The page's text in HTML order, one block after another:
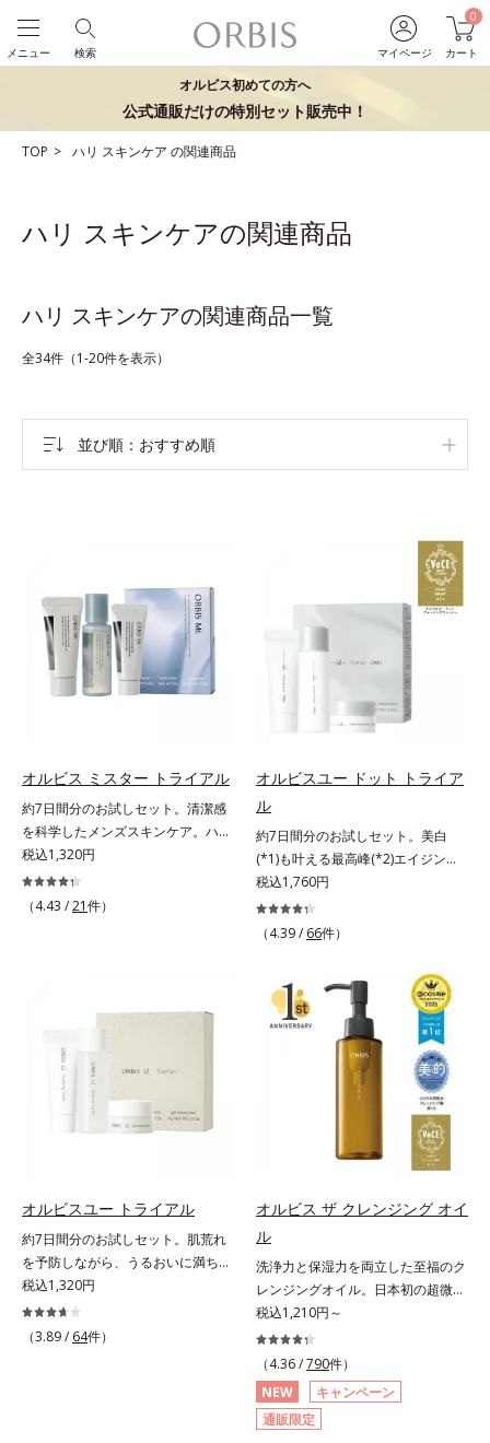
マイページ
0
カート
検索
メニュー
オルビス初めての方へ
公式通販だけの特別セット販売中！
TOP ハリ スキンケア の関連商品
ハリ スキンケアの関連商品
ハリ スキンケアの関連商品一覧
全34件（1-20件を表示）
並び順 おすすめ順
オルビス ミスター トライアル
約7日間分のお試しセット。清潔感
を科学したメンズスキンケア。ハ
リ・ツヤのある、好印象な清潔透明
肌(*1)へ。オルビス ミスターは、男
性の清潔感、爽やかさ、若々しさの
と保湿成分を新たに配合。これまで
に、肌荒れ・ニキビ予防など“今”の
肌悩みに応え、“未来”を見据えて好
印象の鍵となるハリ・ツヤへもアプ
ローチする進化を遂げました。うる
「うるおいコネクト設計」を採用。
8アイテム分の機能を3ステップに集
約し、よりシンプルなお手入れで、
ハリ・ツヤのある好印象な清潔透明
肌(*1)へ導きます。*1 うるおいによ
る透明感のある肌*2 男性の顔画像
を用いた印象評価において、基準画
税込1,320円
（4.43 /21件）
オルビスユー ドット トライア
ル
約7日間分のお試しセット。美白
(*1)も叶える最高峰(*2)エイジング
ケア(*3)。ハリも透明感(*4)も結果
主義。年齢サイン(*5)の因子に着目
した肌科学エイジングケア(*3)シリ
ズは、年齢による肌悩み一つ一つを
対処するのではなく、肌で起きてい
ることの根本原因に着目。加齢とと
もに現れる年齢サイン(*5)について
研究を進めたところ、弾力感のない
状態である「ハリのなさ」や、くす
み(*6)などが現れている状態である
「透明感のなさ」が現れることで大
人の肌印象に大きな影響を与えてい
ビスユー ドットシリーズは美容成
ター(*8)」を配合。そして、従来か
ら配合している美白有効成分「トラ
ネキサム酸」を配合しました。さら
に、シリーズ共通の美容成分(*7)
「GLルートブースター(*9)」を配合
することで、肌のふっくら感や透明
感を叶えます。美白ケアしながら多
角的なエイジングケアが叶うシリー
ズに。3ステップで上向き(*10)のハ
税込1,760円
（4.39 / 66件）
オルビスユー トライアル
約7日間分のお試しセット。肌荒れ
を予防しながら、うるおいに満ちた
美しい肌へ。7000種を超える成分
から厳選し、「うるおいの質(*1)」
に着目した初期エイジングケア(*2)
税込1,320円
（3.89 / 64件）
オルビス ザ クレンジング オイ
ル
洗浄力と保湿力を両立した至福のク
レンジングオイル。日本初の超微粒
子技術(*1)が毛穴奥の微細な汚れに
アプローチ。圧倒的な洗浄力と毛穴
悩みに着目したクレンジングオイル
です。日本初・超微粒子技術(*1)
で、さっと塗り広げるだけで濃いメ
イクはもちろん毛穴悩みも取り去
税込1,210円～
（4.36 /790件）
NEW
キャンペーン
通販限定